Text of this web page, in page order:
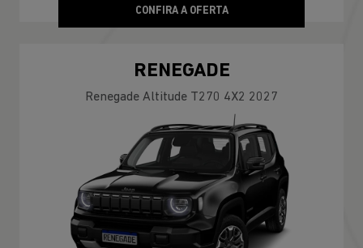
CONFIRA A OFERTA
RENEGADE
Renegade Altitude T270 4X2 2027